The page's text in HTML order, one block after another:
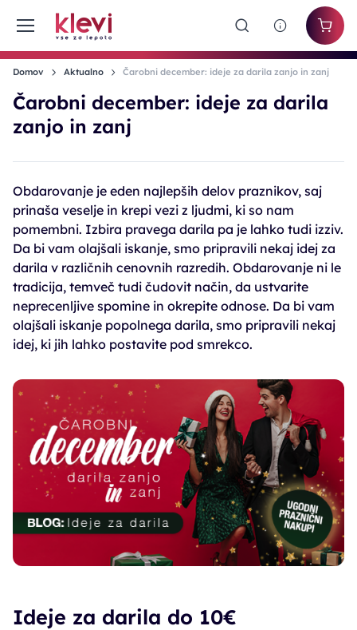
Domov Aktualno Čarobni december: ideje za darila zanjo in zanj
Čarobni december: ideje za darila
zanjo in zanj
Obdarovanje je eden najlepših delov praznikov, saj
prinaša veselje in krepi vezi z ljudmi, ki so nam
pomembni. Izbira pravega darila pa je lahko tudi izziv.
Da bi vam olajšali iskanje, smo pripravili nekaj idej za
darila v različnih cenovnih razredih. Obdarovanje ni le
tradicija, temveč tudi čudovit način, da ustvarite
neprecenljive spomine in okrepite odnose. Da bi vam
olajšali iskanje popolnega darila, smo pripravili nekaj
idej, ki jih lahko postavite pod smrekco.
Ideje za darila do 10€